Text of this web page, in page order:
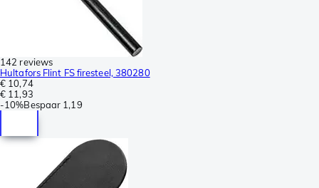
142 reviews
Hultafors Flint FS firesteel, 380280
€ 10,74
€ 11,93
-10%Bespaar 1,19